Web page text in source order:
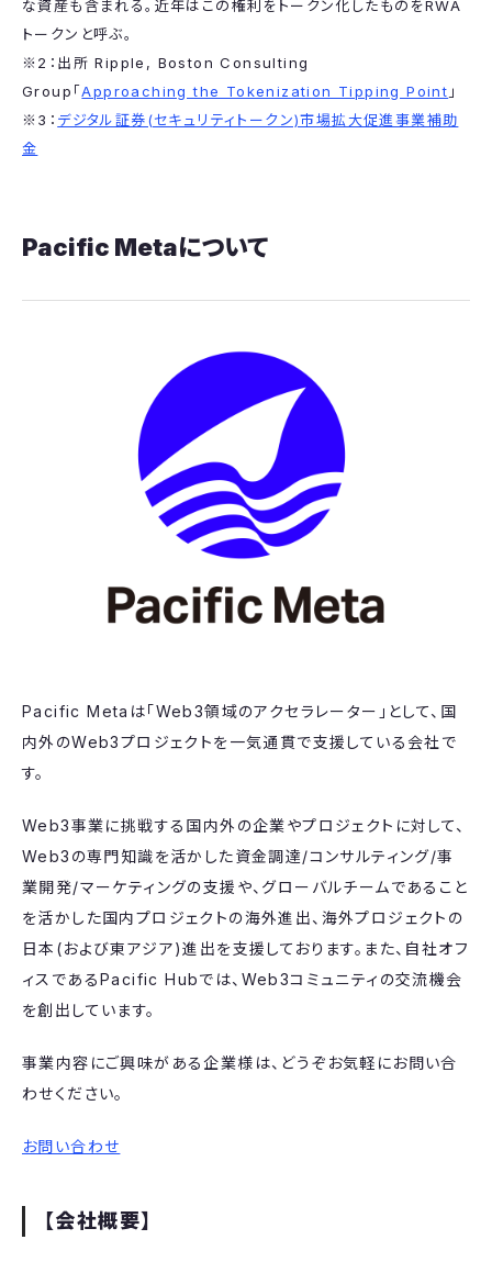
な資産も含まれる。近年はこの権利をトークン化したものをRWA
トークンと呼ぶ。
※2：出所 Ripple, Boston Consulting
Group「Approaching the Tokenization Tipping Point 」
※3： デジタル証券(セキュリティトークン)市場拡大促進事業補助
金
Pacific Metaについて
Pacific Metaは「Web3領域のアクセラレーター」として、国
内外のWeb3プロジェクトを一気通貫で支援している会社で
す。
Web3事業に挑戦する国内外の企業やプロジェクトに対して、
Web3の専門知識を活かした資金調達/コンサルティング/事
業開発/マーケティングの支援や、グローバルチームであること
を活かした国内プロジェクトの海外進出、海外プロジェクトの
日本(および東アジア)進出を支援しております。また、自社オフ
ィスであるPacific Hubでは、Web3コミュニティの交流機会
を創出しています。
事業内容にご興味がある企業様は、どうぞお気軽にお問い合
わせください。
お問い合わせ
【会社概要】